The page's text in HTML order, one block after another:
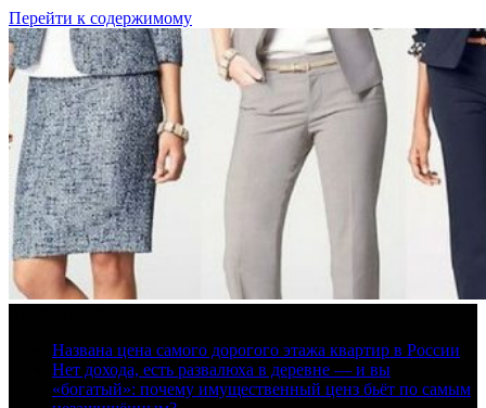
Перейти к содержимому
Названа цена самого дорогого этажа квартир в России
Нет дохода, есть развалюха в деревне — и вы
«богатый»: почему имущественный ценз бьёт по самым